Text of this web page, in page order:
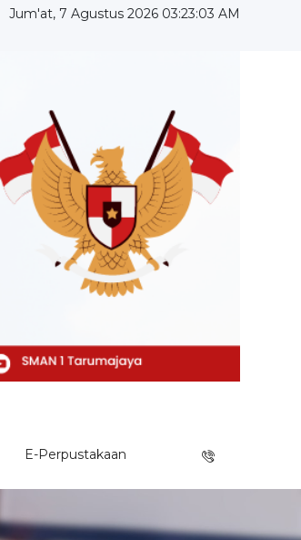
Jum'at, 7 Agustus 2026 03:23:03 AM
E-Perpustakaan